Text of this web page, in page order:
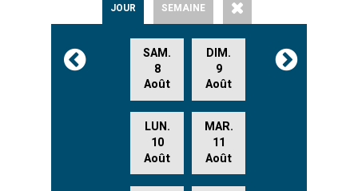
JOUR SEMAINE
SAM.
8
Août
DIM.
9
Août
LUN.
10
Août
MAR.
11
Août